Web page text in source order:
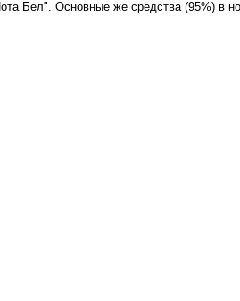
Бел". Основные же средства (95%) в